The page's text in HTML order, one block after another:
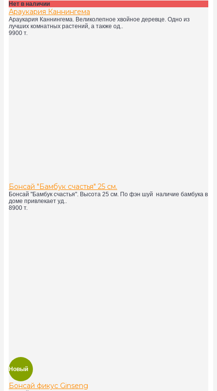
Нет в наличии
Араукария Каннингема
Араукария Каннингема. Великолепное хвойное деревце. Одно из
лучших комнатных растений, а также од..
9900 т.
Бонсай "Бамбук счастья" 25 см.
Бонсай "Бамбук счастья". Высота 25 см. По фэн шуй наличие бамбука в
доме привлекает уд..
8900 т.
Новый
Бонсай фикус Ginseng